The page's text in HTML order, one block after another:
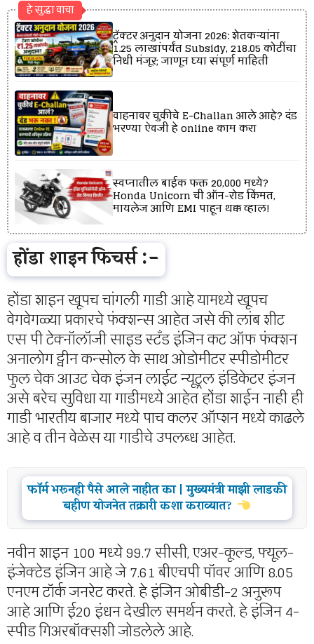
हे सुद्धा वाचा
ट्रॅक्टर अनुदान योजना 2026: शेतकऱ्यांना
₹1.25 लाखांपर्यंत Subsidy, ₹218.05 कोटींचा
निधी मंजूर; जाणून घ्या संपूर्ण माहिती
वाहनावर चुकीचे E-Challan आले आहे? दंड
भरण्या ऐवजी हे online काम करा
स्वप्नातील बाईक फक्त ₹20,000 मध्ये?
Honda Unicorn ची ऑन-रोड किंमत,
मायलेज आणि EMI पाहून थक्क व्हाल!
होंडा शाइन फिचर्स :-
होंडा शाइन खूपच चांगली गाडी आहे यामध्ये खूपच
वेगवेगळ्या प्रकारचे फंक्शन्स आहेत जसे की लांब शीट
एस पी टेक्नॉलॉजी साइड स्टँड इंजिन कट ऑफ फंक्शन
अनालोग ट्वीन कन्सोल के साथ ओडोमीटर स्पीडोमीटर
फुल चेक आउट चेक इंजन लाईट न्यूट्रल इंडिकेटर इंजन
असे बरेच सुविधा या गाडीमध्ये आहेत होंडा शाईन नाही ही
गाडी भारतीय बाजार मध्ये पाच कलर ऑप्शन मध्ये काढले
आहे व तीन वेळेस या गाडीचे उपलब्ध आहेत.
फॉर्म भरूनही पैसे आले नाहीत का | मुख्यमंत्री माझी लाडकी
बहीण योजनेत तक्रारी कशा कराव्यात?
नवीन शाइन 100 मध्ये 99.7 सीसी, एअर-कूल्ड, फ्यूल-
इंजेक्टेड इंजिन आहे जे 7.61 बीएचपी पॉवर आणि 8.05
एनएम टॉर्क जनरेट करते. हे इंजिन ओबीडी-2 अनुरूप
आहे आणि ई20 इंधन देखील समर्थन करते. हे इंजिन 4-
स्पीड गिअरबॉक्सशी जोडलेले आहे.